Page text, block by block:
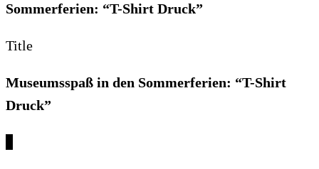
Sommerferien: “T-Shirt Druck”
Title
Museumsspaß in den Sommerferien: “T-Shirt
Druck”